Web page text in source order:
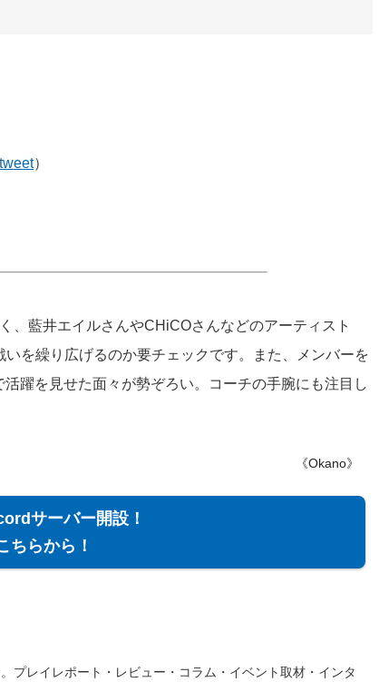
）
、藍井エイルさんやCHiCOさんなどのアーティスト
を繰り広げるのか要チェックです。また、メンバーを
躍を見せた面々が勢ぞろい。コーチの手腕にも注目し
《Okano》
サーバー開設！
ちらから！
プレイレポート・レビュー・コラム・イベント取材・インタ